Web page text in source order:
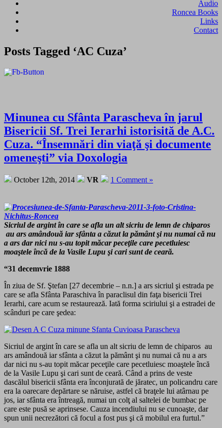
Audio
Roncea Books
Links
Contact
Posts Tagged ‘AC Cuza’
Minunea cu Sfânta Parascheva în jarul
Bisericii Sf. Trei Ierarhi istorisită de A.C.
Cuza. “Însemnări din viaţă şi documente
omeneşti” via Doxologia
October 12th, 2014 VR 1 Comment »
Sicriul de argint în care se afla un alt sicriu de lemn de chiparos
au ars amândouă iar sfânta a căzut la pământ şi nu numai că nu
a ars dar nici nu s-au topit măcar peceţile care pecetluiesc
moaştele încă de la Vasile Lupu şi cari sunt de ceară.
“31 decemvrie 1888
În ziua de Sf. Ştefan [27 decembrie – n.n.] a ars sicriul şi estrada pe
care se afla Sfânta Paraschiva în paraclisul din faţa bisericii Trei
Ierarhi, care acum se restaurează. Iată forma sciriului şi a estradei de
scânduri pe care şedea:
Sicriul de argint în care se afla un alt sicriu de lemn de chiparos au
ars amândouă iar sfânta a căzut la pământ şi nu numai că nu a ars
dar nici nu s-au topit măcar peceţile care pecetluiesc moaştele încă
de la Vasile Lupu şi cari sunt de ceară. Când a prins de veste
dascălul bisericii sfânta era înconjurată de jăratec, un policandru care
era la oarecare depărtare se năruise, astfel că braţele lui atârnau pe
jos, iar sfânta era întreagă, numai un colţ al saltelei de bumbac pe
care este pusă se aprinsese. Cauza incendiului nu se cunoaşte, dar
spun unii necrezători că focul a fost pus şi că mobilul era furtul.”